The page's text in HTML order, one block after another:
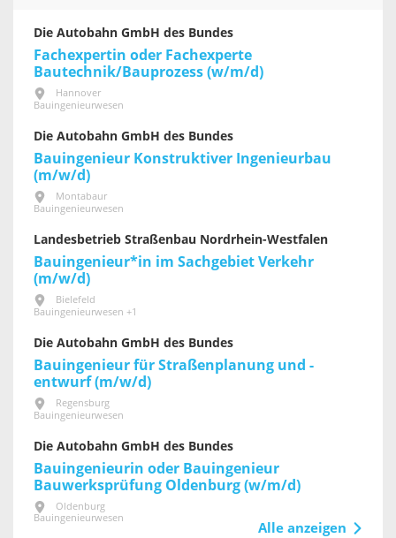
Die Autobahn GmbH des Bundes
Fachexpertin oder Fachexperte
Bautechnik/Bauprozess (w/m/d)
Hannover
Bauingenieurwesen
Die Autobahn GmbH des Bundes
Bauingenieur Konstruktiver Ingenieurbau
(m/w/d)
Montabaur
Bauingenieurwesen
Landesbetrieb Straßenbau Nordrhein-Westfalen
Bauingenieur*in im Sachgebiet Verkehr
(m/w/d)
Bielefeld
Bauingenieurwesen +1
Die Autobahn GmbH des Bundes
Bauingenieur für Straßenplanung und -
entwurf (m/w/d)
Regensburg
Bauingenieurwesen
Die Autobahn GmbH des Bundes
Bauingenieurin oder Bauingenieur
Bauwerksprüfung Oldenburg (w/m/d)
Oldenburg
Bauingenieurwesen
Alle anzeigen